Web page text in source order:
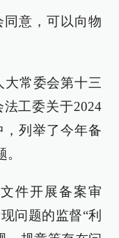
意，可以向物
大常委会第十三
工委关于2024
列举了今年备
件开展备案审
问题的监督“利